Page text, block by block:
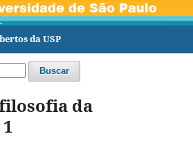
da USP
Buscar
da